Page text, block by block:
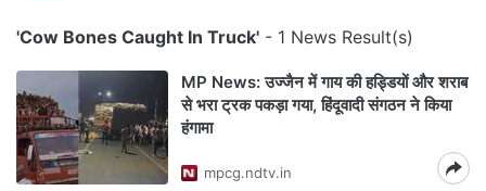
'Cow Bones Caught In Truck' - 1 News Result(s)
MP News: उज्जैन में गाय की हड्डियों और शराब
से भरा ट्रक पकड़ा गया, हिंदूवादी संगठन ने किया
हंगामा
mpcg.ndtv.in